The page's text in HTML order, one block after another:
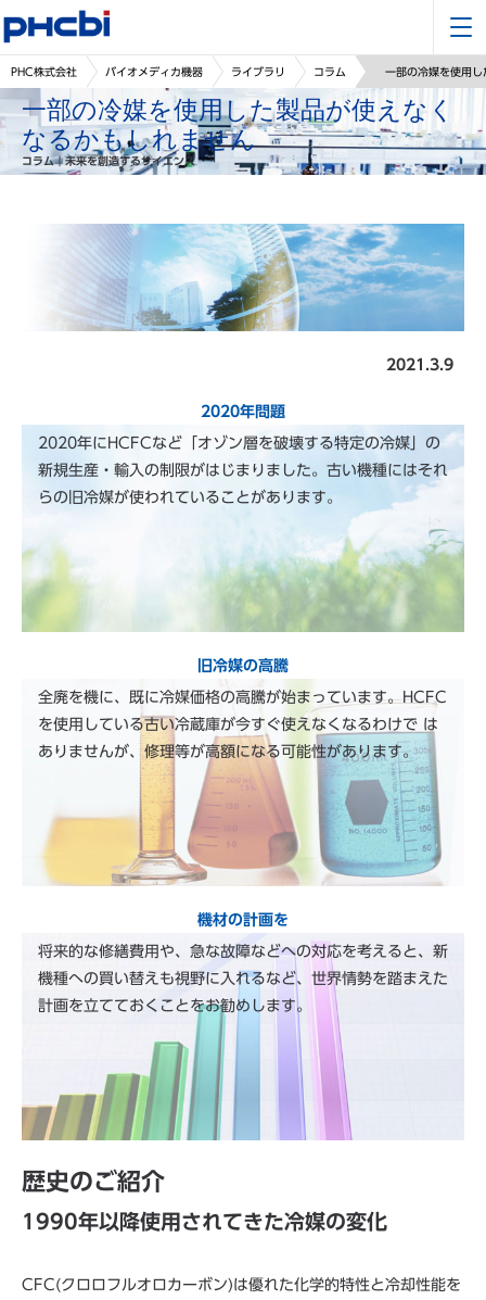
PHC株式会社 バイオメディカ機器 ライブラリ コラム 一部の冷媒を使用
一部の冷媒を使用した製品が使えなく
なるかもしれません
コラム｜未来を創造するサイエンス
2021.3.9
2020年問題
2020年にHCFCなど「オゾン層を破壊する特定の冷媒」の
新規生産・輸入の制限がはじまりました。古い機種にはそれ
らの旧冷媒が使われていることがあります。
旧冷媒の高騰
全廃を機に、既に冷媒価格の高騰が始まっています。HCFC
を使用している古い冷蔵庫が今すぐ使えなくなるわけで は
ありませんが、修理等が高額になる可能性があります。
機材の計画を
将来的な修繕費用や、急な故障などへの対応を考えると、新
機種への買い替えも視野に入れるなど、世界情勢を踏まえた
計画を立てておくことをお勧めします。
歴史のご紹介
1990年以降使用されてきた冷媒の変化
CFC(クロロフルオロカーボン)は優れた化学的特性と冷却性能を